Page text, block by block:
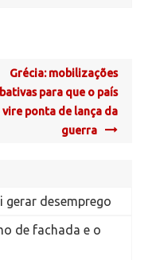
Grécia: mobilizações
para que o país
vire ponta de lança da
guerra
gerar desemprego
de fachada e o